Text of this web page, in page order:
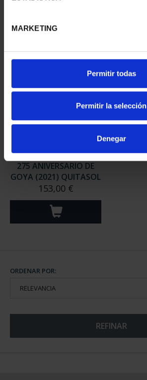
MARKETING
Permitir todas
Permitir la selección
Denegar
275 ANIVERSARIO DE
GOYA (2021) QUITASOL
153,00 €
ORDENAR POR:
REFINAR